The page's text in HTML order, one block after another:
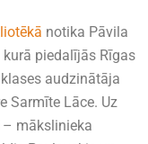
notika Pāvila
piedalījās Rīgas
audzinātāja
Sarmīte Lāce. Uz
mākslinieka